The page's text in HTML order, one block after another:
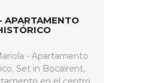
APARTAMENTO
- Apartamento
Set in Bocairent,